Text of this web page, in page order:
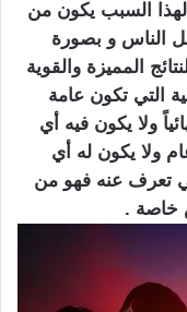
لهذا السبب يكون من
الناس و بصورة
المميزة والقوية
التي تكون عامة
ولا يكون فيه أي
ولا يكون له أي
تعرف عنه فهو من
خاصة .